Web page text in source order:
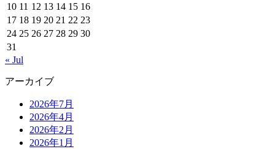
10 11 12 13 14 15 16
17 18 19 20 21 22 23
24 25 26 27 28 29 30
31
« Jul
アーカイブ
2026年7月
2026年4月
2026年2月
2026年1月